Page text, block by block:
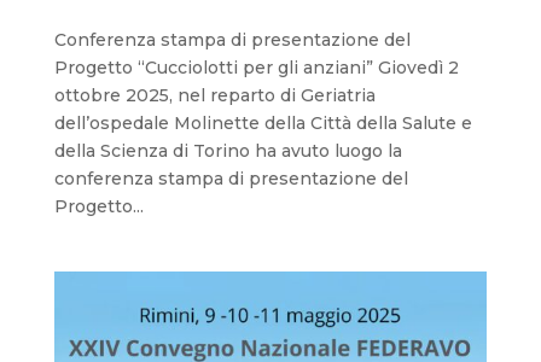
Conferenza stampa di presentazione del
Progetto “Cucciolotti per gli anziani” Giovedì 2
ottobre 2025, nel reparto di Geriatria
dell’ospedale Molinette della Città della Salute e
della Scienza di Torino ha avuto luogo la
conferenza stampa di presentazione del
Progetto...